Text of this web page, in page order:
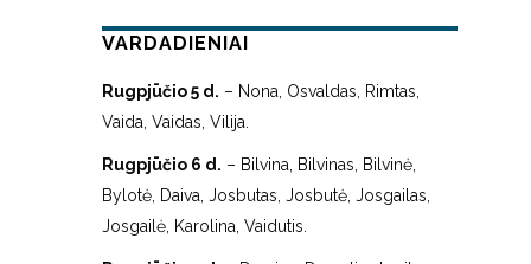
VARDADIENIAI
Rugpjūčio 5 d. – Nona, Osvaldas, Rimtas,
Vaida, Vaidas, Vilija.
Rugpjūčio 6 d. – Bilvina, Bilvinas, Bilvinė,
Bylotė, Daiva, Josbutas, Josbutė, Josgailas,
Josgailė, Karolina, Vaidutis.